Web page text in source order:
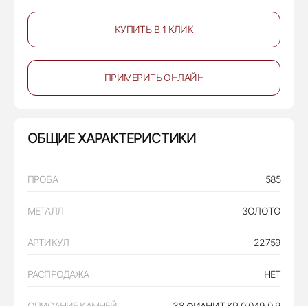
ОБЩИЕ ХАРАКТЕРИСТИКИ
ПРОБА 585
МЕТАЛЛ ЗОЛОТО
АРТИКУЛ 22759
РАСПРОДАЖА НЕТ
КУПИТЬ В 1 КЛИК
ПРИМЕРИТЬ ОНЛАЙН